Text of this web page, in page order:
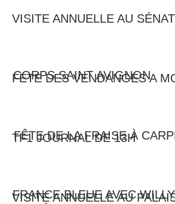
CORPS SAINT AVIGNON
FÊTE DE LA FRAISE À
VISITE ANNUELLE AU SÉNAT
FRANCE BLEUE AVEC
FETE DES VENDANGES A
TF1 JOURNAL DE 13H
VISITE ANNUELLE AU